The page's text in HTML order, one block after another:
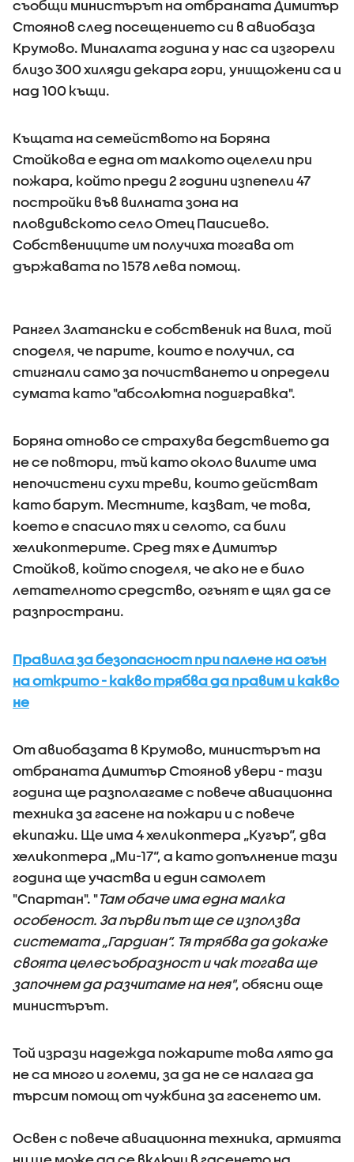
съобщи министърът на отбраната Димитър
Стоянов след посещението си в авиобаза
Крумово. Миналата година у нас са изгорели
близо 300 хиляди декара гори, унищожени са и
над 100 къщи.
Къщата на семейството на Боряна
Стойкова е една от малкото оцелели при
пожара, който преди 2 години изпепели 47
постройки във вилната зона на
пловдивското село Отец Паисиево.
Собствениците им получиха тогава от
държавата по 1578 лева помощ.
Рангел Златански е собственик на вила, той
споделя, че парите, които е получил, са
стигнали само за почистването и определи
сумата като "абсолютна подигравка".
Боряна отново се страхува бедствието да
не се повтори, тъй като около вилите има
непочистени сухи треви, които действат
като барут. Местните, казват, че това,
което е спасило тях и селото, са били
хеликоптерите. Сред тях е Димитър
Стойков, който споделя, че ако не е било
летателното средство, огънят е щял да се
разпространи.
Правила за безопасност при палене на огън
на открито - какво трябва да правим и какво
не
От авиобазата в Крумово, министърът на
отбраната Димитър Стоянов увери - тази
година ще разполагаме с повече авиационна
техника за гасене на пожари и с повече
екипажи. Ще има 4 хеликоптера „Кугър“, два
хеликоптера „Ми-17“, а като допълнение тази
година ще участва и един самолет
"Спартан". "Там обаче има една малка
особеност. За първи път ще се използва
системата „Гардиан“. Тя трябва да докаже
своята целесъобразност и чак тогава ще
започнем да разчитаме на нея", обясни още
министърът.
Той изрази надежда пожарите това лято да
не са много и големи, за да не се налага да
търсим помощ от чужбина за гасенето им.
Освен с повече авиационна техника, армията